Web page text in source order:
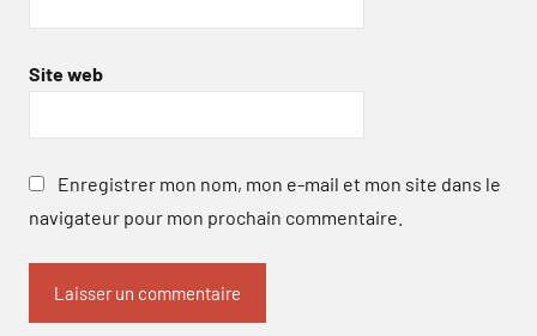
Site web
Enregistrer mon nom, mon e-mail et mon site dans le
navigateur pour mon prochain commentaire.